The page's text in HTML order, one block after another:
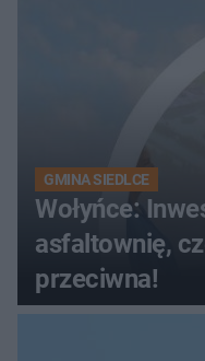
GMINA SIEDLCE
Wołyńce:
asfaltownię,
przeciwna!